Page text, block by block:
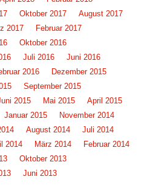
Oktober 2017
August 2017
2017
Februar 2017
Oktober 2016
Juli 2016
Juni 2016
2016
Dezember 2015
September 2015
2015 Mai 2015
April 2015
Januar 2015
November 2014
August 2014
Juli 2014
2014 März 2014
Februar 2014
Oktober 2013
Juni 2013